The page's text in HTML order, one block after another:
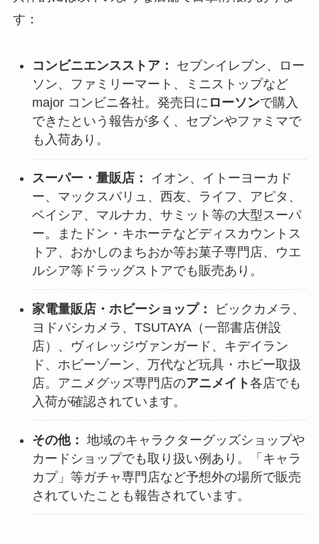
す：
コンビニエンスストア：
セブンイレブン、ロー
ソン、ファミリーマート、ミニストップなど
major コンビニ各社。発売日に ローソンで購入
できたという報告が多く、セブンやファミマで
も入荷あり。
スーパー・量販店：
イオン、イトーヨーカド
ー、マックスバリュ、西友、ライフ、アピタ、
ベイシア、マルナカ、サミット等の大型スーパ
ー。またドン・キホーテなどディスカウントス
トア、おかしのまちおか等お菓子専門店、ウエ
ルシア等ドラッグストアでも販売あり。
家電量販店・ホビーショップ：
ビックカメラ、
ヨドバシカメラ、TSUTAYA（一部書店併設
店）、ヴィレッジヴァンガード、キデイラン
ド、ホビーゾーン、万代など玩具・ホビー取扱
店。アニメグッズ専門店のアニメイト各店でも
入荷が確認されています。
その他： 地域のキャラクターグッズショップや
カードショップでも取り扱い例あり。「キャラ
カプ」等ガチャ専門店など予想外の場所で販売
されていたことも報告されています。